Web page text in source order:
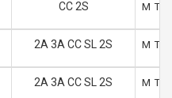
CC 2S M T
2A 3A CC SL 2S M T
2A 3A CC SL 2S M T